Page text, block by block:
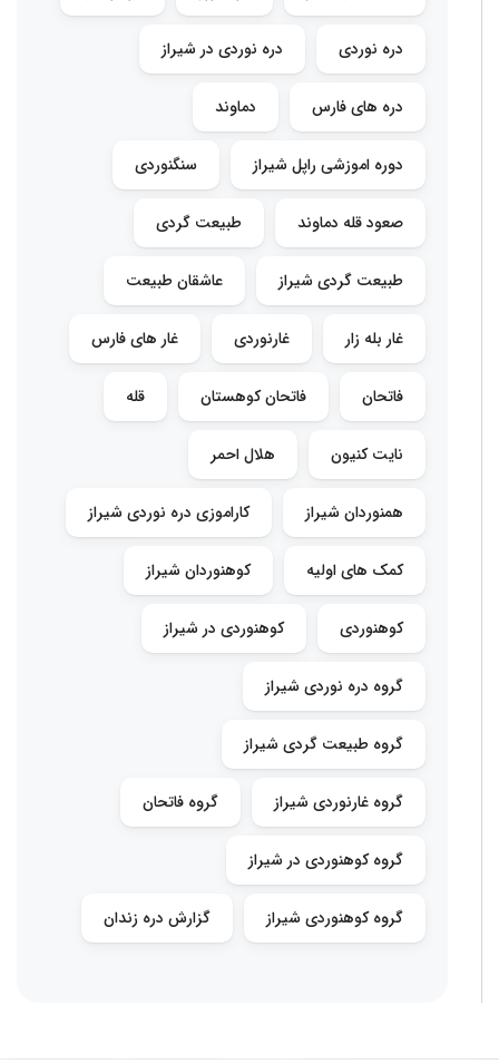
دره نوردی دره نوردی در شیراز
دره های فارس دماوند
دوره اموزشی راپل شیراز سنگنوردی
صعود قله دماوند طبیعت گردی
طبیعت گردی شیراز عاشقان طبیعت
غار بله زار غارنوردی غار های فارس
فاتحان فاتحان کوهستان قله
نایت کنیون هلال احمر
همنوردان شیراز کاراموزی دره نوردی شیراز
کمک های اولیه کوهنوردان شیراز
کوهنوردی کوهنوردی در شیراز
گروه دره نوردی شیراز
گروه طبیعت گردی شیراز
گروه غارنوردی شیراز گروه فاتحان
گروه کوهنوردی در شیراز
گروه کوهنوردی شیراز گزارش دره زندان